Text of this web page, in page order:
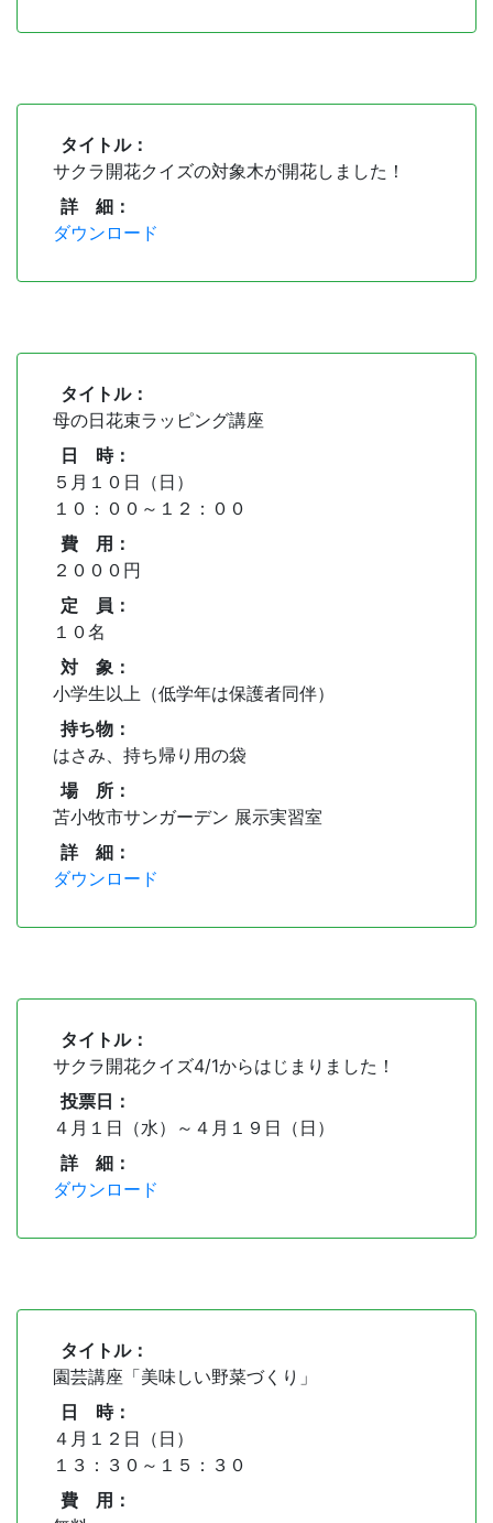
タイトル：
サクラ開花クイズの対象木が開花しました！
詳 細：
ダウンロード
タイトル：
母の日花束ラッピング講座
日 時：
５月１０日（日）
１０：００～１２：００
費 用：
２０００円
定 員：
１０名
対 象：
小学生以上（低学年は保護者同伴）
持ち物：
はさみ、持ち帰り用の袋
場 所：
苫小牧市サンガーデン 展示実習室
詳 細：
ダウンロード
タイトル：
サクラ開花クイズ4/1からはじまりました！
投票日：
４月１日（水）～４月１９日（日）
詳 細：
ダウンロード
タイトル：
園芸講座「美味しい野菜づくり」
日 時：
４月１２日（日）
１３：３０～１５：３０
費 用：